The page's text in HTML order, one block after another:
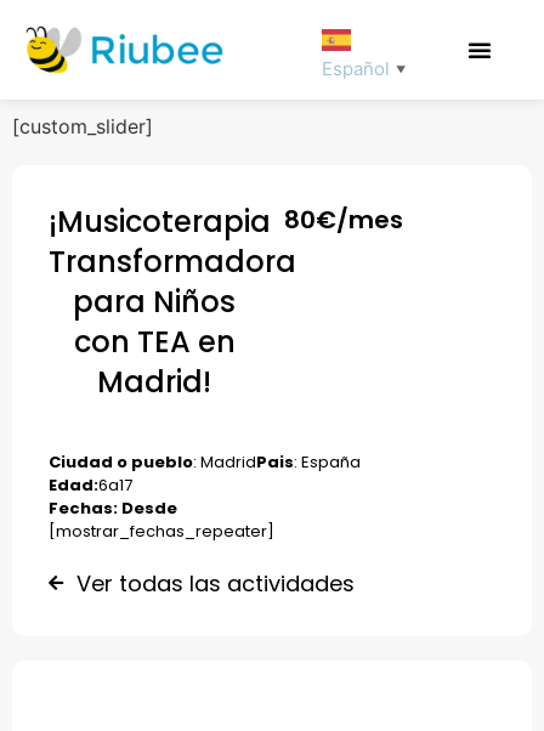
Español ▼
[custom_slider]
¡Musicoterapia
Transformadora
para Niños
con TEA en
Madrid!
80€/mes
Ciudad o pueblo: MadridPais: España
Edad:6a17
Fechas: Desde
[mostrar_fechas_repeater]
Ver todas las actividades